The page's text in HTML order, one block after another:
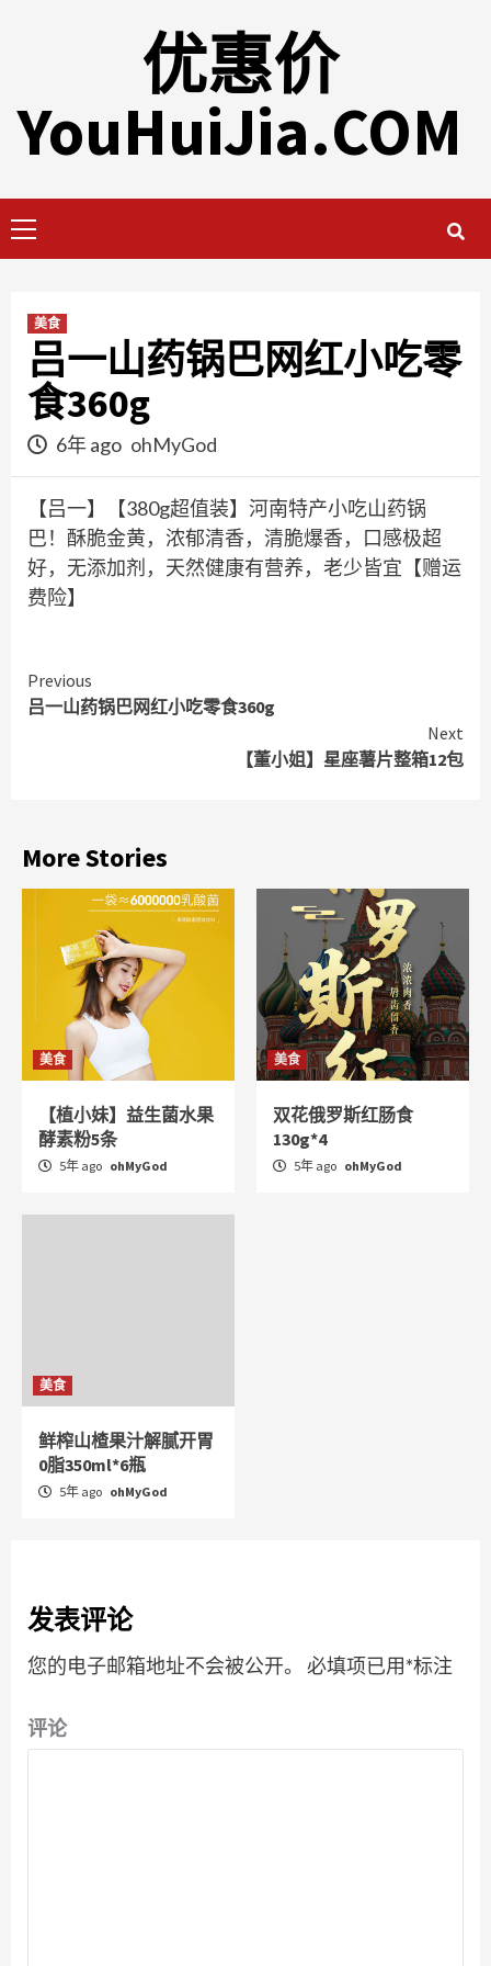
优惠价
YouHuiJia.COM
Menu
美食
吕一山药锅巴网红小吃零
食360g
6年 ago ohMyGod
【吕一】【380g超值装】河南特产小吃山药锅
巴！酥脆金黄，浓郁清香，清脆爆香，口感极超
好，无添加剂，天然健康有营养，老少皆宜【赠运
费险】
Continue
Reading
Previous
吕一山药锅巴网红小吃零食360g
Next
【董小姐】星座薯片整箱12包
More Stories
美食
【植小妹】益生菌水果
酵素粉5条
5年 ago ohMyGod
美食
双花俄罗斯红肠食
130g*4
5年 ago ohMyGod
美食
鲜榨山楂果汁解腻开胃
0脂350ml*6瓶
5年 ago ohMyGod
发表评论
您的电子邮箱地址不会被公开。 必填项已用*标注
评论